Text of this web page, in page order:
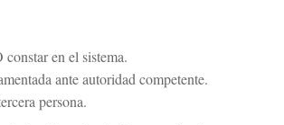
en el sistema.
ante autoridad competente.
persona.